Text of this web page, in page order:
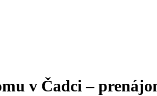
v Čadci –